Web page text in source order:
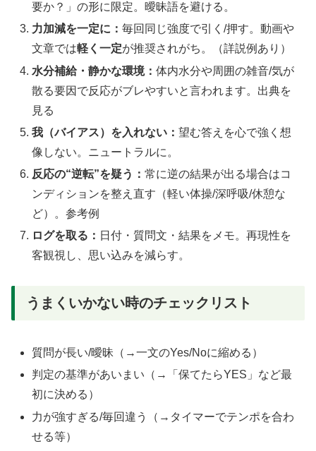
要か？」の形に限定。曖昧語を避ける。
力加減を一定に：毎回同じ強度で引く/押す。動画や
文章では軽く一定が推奨されがち。
（詳説例あり）
水分補給・静かな環境：体内水分や周囲の雑音/気が
散る要因で反応がブレやすいと言われます。 出典を
見る
我（バイアス）を入れない：望む答えを心で強く想
像しない。ニュートラルに。
反応の“逆転”を疑う：常に逆の結果が出る場合はコ
ンディションを整え直す（軽い体操/深呼吸/休憩な
ど）。参考例
ログを取る： 日付・質問文・結果をメモ。再現性を
客観視し、思い込みを減らす。
うまくいかない時のチェックリスト
質問が長い/曖昧（→一文のYes/Noに縮める）
判定の基準があいまい（→「保てたらYES」など最
初に決める）
力が強すぎる/毎回違う（→タイマーでテンポを合わ
せる等）